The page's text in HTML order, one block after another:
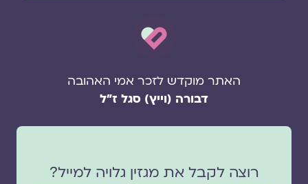
האתר מוקדש לזכר אמי האהובה
דבורה (וייץ) סגל ז"ל
רוצה לקבל את מגזין גלויה למייל?